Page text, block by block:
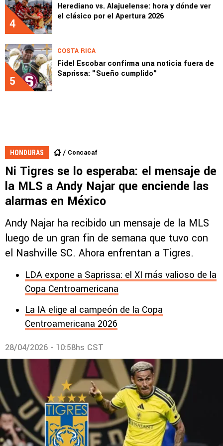
4
Herediano vs. Alajuelense: hora y dónde ver
el clásico por el Apertura 2026
5
COSTA RICA
Fidel Escobar confirma una noticia fuera de
Saprissa: "Sueño cumplido"
HONDURAS Concacaf
Ni Tigres se lo esperaba: el mensaje de
la MLS a Andy Najar que enciende las
alarmas en México
Andy Najar ha recibido un mensaje de la MLS
luego de un gran fin de semana que tuvo con
el Nashville SC. Ahora enfrentan a Tigres.
LDA expone a Saprissa: el XI más valioso de la
Copa Centroamericana
La IA elige al campeón de la Copa
Centroamericana 2026
28/04/2026 - 10:58hs CST